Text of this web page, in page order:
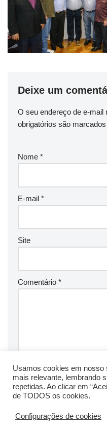
Deixe um
O seu endereço de e-mail
obrigatórios são
Nome *
E-mail *
Site
Comentário *
Usamos cookies em nosso
mais relevante, lembrando
repetidas. Ao clicar em
de TODOS os cookies.
Configurações de cookies